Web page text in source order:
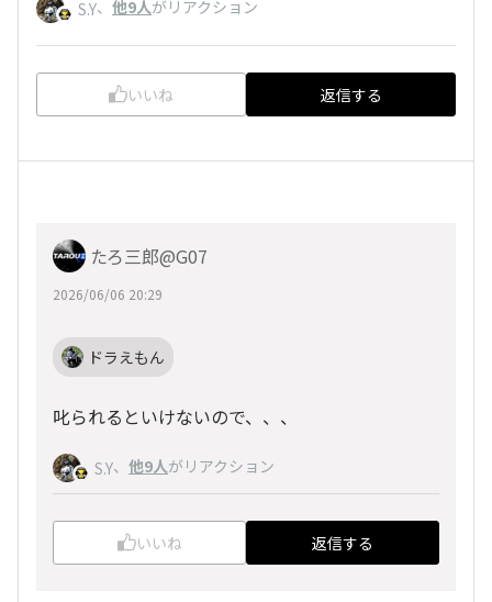
S.Y、 他9人がリアクション
いいね 返信する
たろ三郎@G07
2026/06/06 20:29
ドラえもん
叱られるといけないので、、、
S.Y、 他9人がリアクション
いいね 返信する